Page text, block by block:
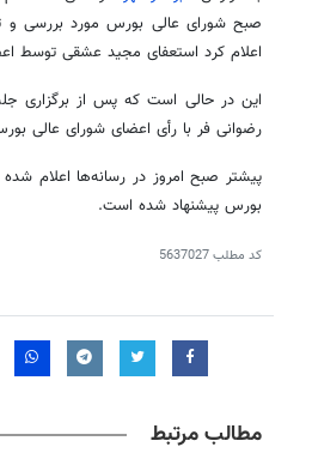
صبح شورای عالی بورس مورد بررسی و
اعلام کرد استعفای مجید عشقی توسط
این در حالی است که پس از برگزاری
رضوانی فر با رأی اعضای شورای عالی
پیشتر صبح امروز در رسانه‌ها اعلام
بورس پیشنهاد شده است.
کد مطلب5637027
مطالب مرتبط